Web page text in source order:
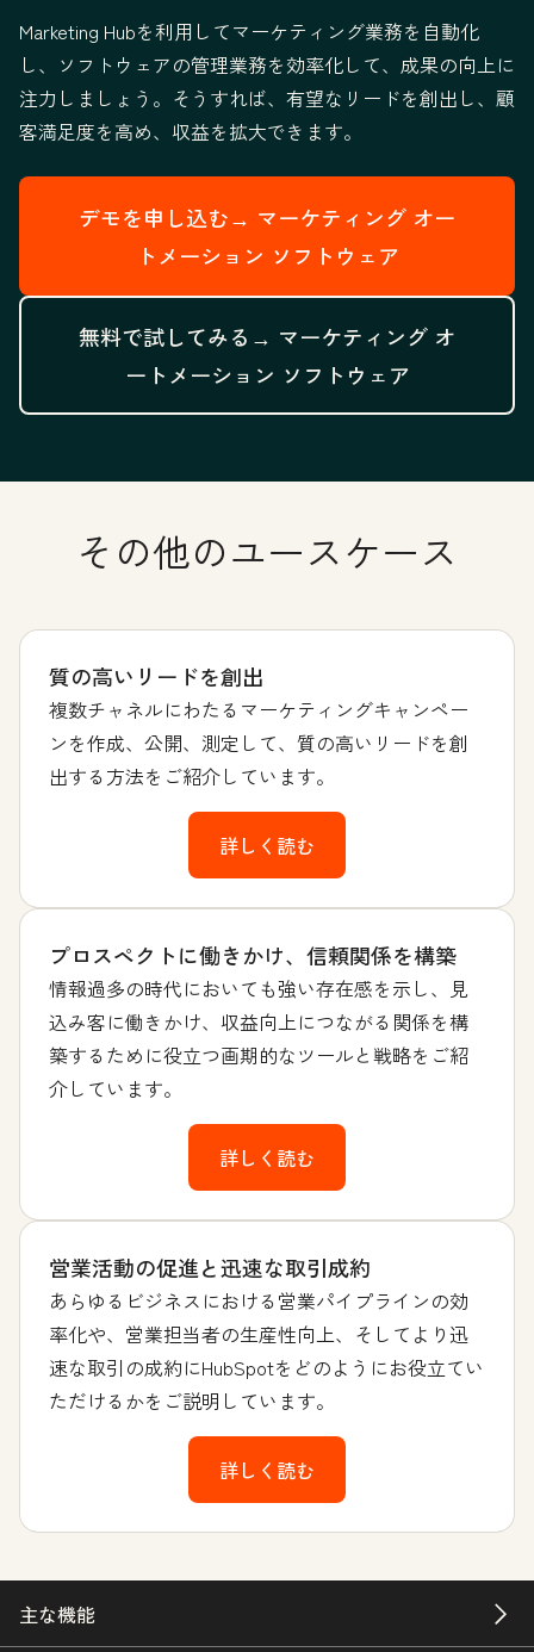
Marketing Hubを利用してマーケティング業務を自動化
し、ソフトウェアの管理業務を効率化して、成果の向上に
注力しましょう。そうすれば、有望なリードを創出し、顧
客満足度を高め、収益を拡大できます。
デモを申し込む→ マーケティング オー
トメーション ソフトウェア
無料で試してみる→ マーケティング オ
ートメーション ソフトウェア
その他のユースケース
質の高いリードを創出
複数チャネルにわたるマーケティングキャンペー
ンを作成、公開、測定して、質の高いリードを創
出する方法をご紹介しています。
詳しく読む
プロスペクトに働きかけ、信頼関係を構築
情報過多の時代においても強い存在感を示し、見
込み客に働きかけ、収益向上につながる関係を構
築するために役立つ画期的なツールと戦略をご紹
介しています。
詳しく読む
営業活動の促進と迅速な取引成約
あらゆるビジネスにおける営業パイプラインの効
率化や、営業担当者の生産性向上、そしてより迅
速な取引の成約にHubSpotをどのようにお役立てい
ただけるかをご説明しています。
詳しく読む
主な機能